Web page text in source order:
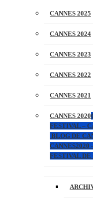
CANNES 2025
CANNES 2024
CANNES 2023
CANNES 2022
CANNES 2021
CANNES 2020
FESTIVAL –
BLOG DE
CANNES2020
FESTIVAL DE